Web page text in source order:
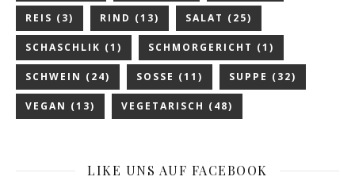
REIS (3) RIND (13) SALAT (25)
SCHASCHLIK (1) SCHMORGERICHT (1)
SCHWEIN (24) SOSSE (11) SUPPE (32)
VEGAN (13) VEGETARISCH (48)
LIKE UNS AUF FACEBOOK